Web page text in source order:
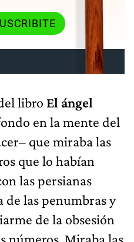
libro El ángel
en la mente del
que miraba las
que lo habían
las persianas
de las penumbras y
de la obsesión
números. Miraba las